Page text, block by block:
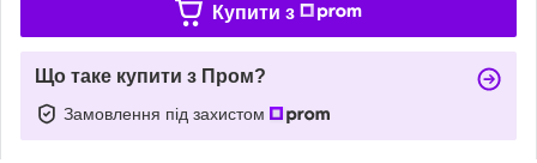
Купити з
Що таке купити з Пром?
Замовлення під захистом